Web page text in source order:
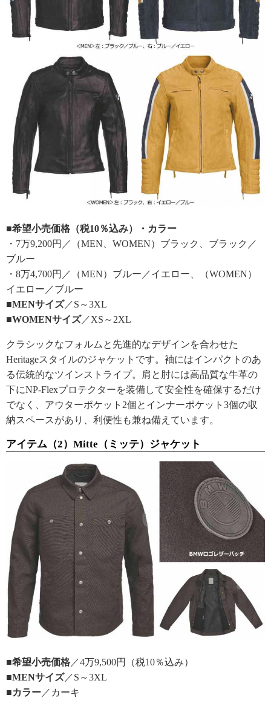
■希望小売価格（税10％込み）・カラー
・7万9,200円／（MEN、WOMEN）ブラック、ブラック／
ブルー
・8万4,700円／（MEN）ブルー／イエロー、（WOMEN）
イエロー／ブルー
■MENサイズ／S～3XL
■WOMENサイズ／XS～2XL
クラシックなフォルムと先進的なデザインを合わせた
Heritageスタイルのジャケットです。袖にはインパクトのあ
る伝統的なツインストライプ。肩と肘には高品質な牛革の
下にNP-Flexプロテクターを装備して安全性を確保するだけ
でなく、アウターポケット2個とインナーポケット3個の収
納スペースがあり、利便性も兼ね備えています。
アイテム（2）Mitte（ミッテ）ジャケット
■希望小売価格 ／4万9,500円（税10％込み）
■MENサイズ／S～3XL
■カラー ／カーキ